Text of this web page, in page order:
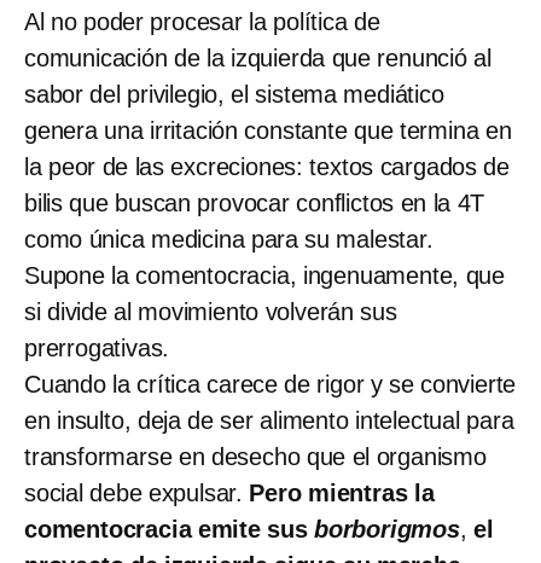
Al no poder procesar la política de
comunicación de la izquierda que renunció al
sabor del privilegio, el sistema mediático
genera una irritación constante que termina en
la peor de las excreciones: textos cargados de
bilis que buscan provocar conflictos en la 4T
como única medicina para su malestar.
Supone la comentocracia, ingenuamente, que
si divide al movimiento volverán sus
prerrogativas.
Cuando la crítica carece de rigor y se convierte
en insulto, deja de ser alimento intelectual para
transformarse en desecho que el organismo
social debe expulsar. Pero mientras la
comentocracia emite susborborigmos, el